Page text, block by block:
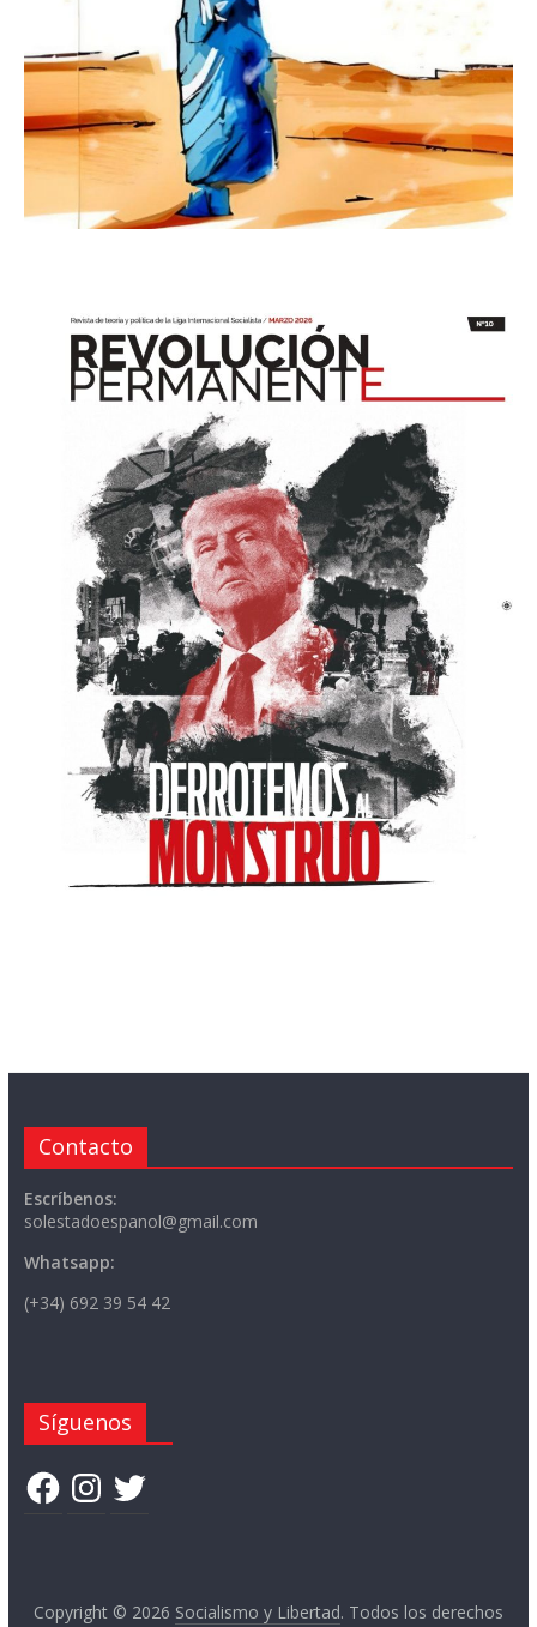
Contacto
Escríbenos:
solestadoespanol@gmail.com
Whatsapp:
(+34) 692 39 54 42
Síguenos
FacebookInstagram
Twitter
Copyright © 2026 Socialismo y Libertad. Todos los derechos